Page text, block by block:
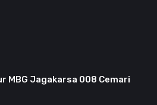
MBG Jagakarsa 008 Cemari